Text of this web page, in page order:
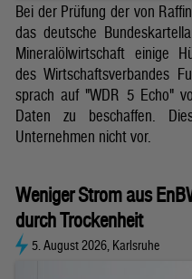
Bei der Prüfung der von
das deutsche
Mineralölwirtschaft einige
des Wirtschaftsverbandes
sprach auf "WDR 5 Echo"
Daten zu beschaffen.
Unternehmen nicht vor.
Weniger Strom aus
durch Trockenheit
5. August 2026, Karlsruhe